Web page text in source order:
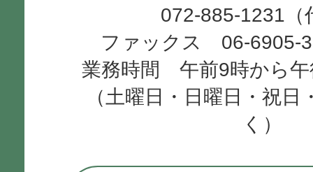
072-885-1231（
ファックス 06-6905-
業務時間 午前9時から午
（土曜日・日曜日・祝日
く）